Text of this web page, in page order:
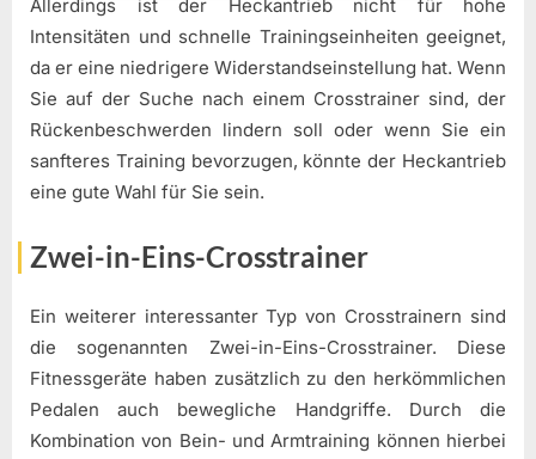
Allerdings ist der Heckantrieb nicht für hohe
Intensitäten und schnelle Trainingseinheiten geeignet,
da er eine niedrigere Widerstandseinstellung hat. Wenn
Sie auf der Suche nach einem Crosstrainer sind, der
Rückenbeschwerden lindern soll oder wenn Sie ein
sanfteres Training bevorzugen, könnte der Heckantrieb
eine gute Wahl für Sie sein.
Zwei-in-Eins-Crosstrainer
Ein weiterer interessanter Typ von Crosstrainern sind
die sogenannten Zwei-in-Eins-Crosstrainer. Diese
Fitnessgeräte haben zusätzlich zu den herkömmlichen
Pedalen auch bewegliche Handgriffe. Durch die
Kombination von Bein- und Armtraining können hierbei